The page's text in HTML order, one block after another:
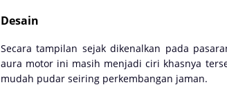
Desain
Secara tampilan sejak dikenalkan pada
aura motor ini masih menjadi ciri khasnya
mudah pudar seiring perkembangan jaman.